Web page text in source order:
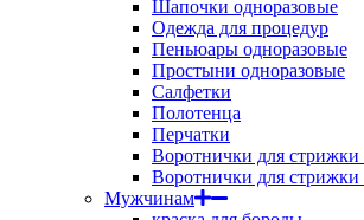
Шапочки одноразовые
Одежда для процедур
Пеньюары одноразовые
Простыни одноразовые
Салфетки
Полотенца
Перчатки
Воротнички для стрижки
Воротнички для стрижки
Мужчинам